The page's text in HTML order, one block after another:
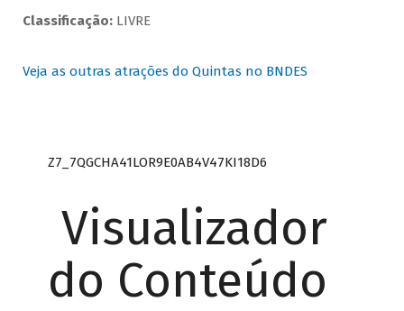
Classificação: LIVRE
Veja as outras atrações do Quintas no BNDES
Z7_7QGCHA41LOR9E0AB4V47KI18D6
Visualizador
do Conteúdo